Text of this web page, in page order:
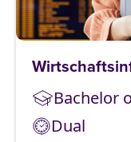
Bachelor
Dual